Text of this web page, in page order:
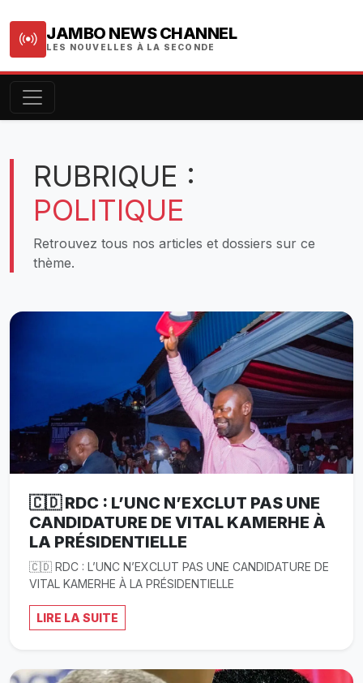
JAMBO NEWS CHANNEL
LES NOUVELLES À LA SECONDE
RUBRIQUE :
POLITIQUE
Retrouvez tous nos articles et dossiers sur ce
thème.
🇨🇩 RDC : L’UNC N’EXCLUT PAS UNE
CANDIDATURE DE VITAL KAMERHE À
LA PRÉSIDENTIELLE
🇨🇩 RDC : L’UNC N’EXCLUT PAS UNE CANDIDATURE DE
VITAL KAMERHE À LA PRÉSIDENTIELLE
LIRE LA SUITE